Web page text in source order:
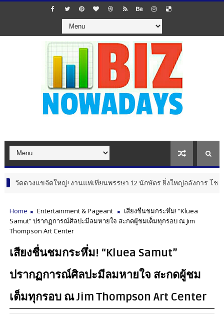
งแขจัดใหญ่! งานแห่เทียนพรรษา 12 นักษัตร ยิ่งใหญ่อลังการ โชว์ไฮไล
Home Entertainment & Pageant
เสียงชื่นชมกระหึ่ม! “Kluea
Samut” ปรากฏการณ์ศิลปะมีลมหายใจ สะกดผู้ชมเต็มทุกรอบ ณ Jim
Thompson Art Center
เสียงชื่นชมกระหึ่ม! “Kluea Samut”
ปรากฏการณ์ศิลปะมีลมหายใจ สะกดผู้ชม
เต็มทุกรอบ ณ Jim Thompson Art Center